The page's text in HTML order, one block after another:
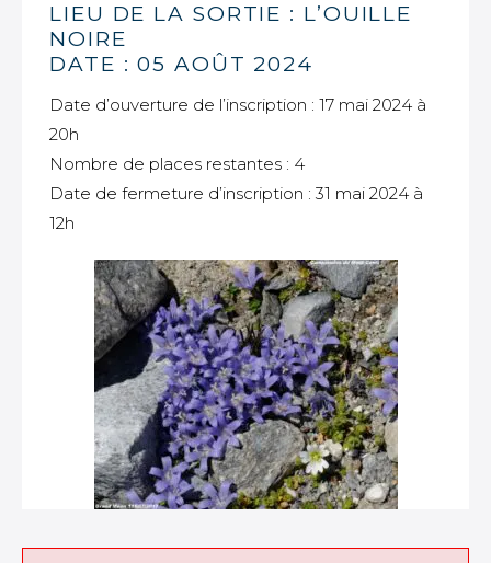
LIEU DE LA SORTIE : L’OUILLE
NOIRE
DATE : 05 AOÛT 2024
Date d’ouverture de l’inscription : 17 mai 2024 à
20h
Nombre de places restantes : 4
Date de fermeture d’inscription : 31 mai 2024 à
12h